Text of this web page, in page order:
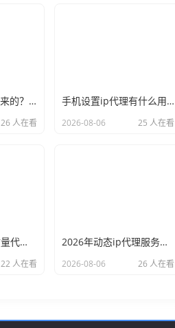
动态ip代理是怎么来的？背后的原理比你想象的精彩
26 人在看
手机设置ip代理有什么用？不只是改定位那么简单
2026-08-06 25 人在看
什么样的才算高质量代理ip？资深玩家总结了三个硬指标
22 人在看
2026年动态ip代理服务商有哪些？这份清单建议收藏
2026-08-06 26 人在看